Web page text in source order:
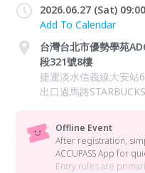
2026.06.27 (Sat)
Add To Calendar
台灣台北市優勢學苑
段321號8樓
捷運淡水信義線大安站
出口過馬路
Offline Event
After registration,
ACCUPASS App for
Entry rules are